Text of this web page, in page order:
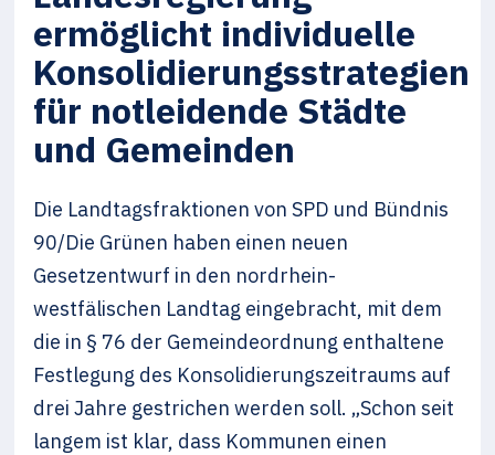
ermöglicht individuelle
Konsolidierungsstrategien
für notleidende Städte
und Gemeinden
Die Landtagsfraktionen von SPD und Bündnis
90/Die Grünen haben einen neuen
Gesetzentwurf in den nordrhein-
westfälischen Landtag eingebracht, mit dem
die in § 76 der Gemeindeordnung enthaltene
Festlegung des Konsolidierungszeitraums auf
drei Jahre gestrichen werden soll. „Schon seit
langem ist klar, dass Kommunen einen